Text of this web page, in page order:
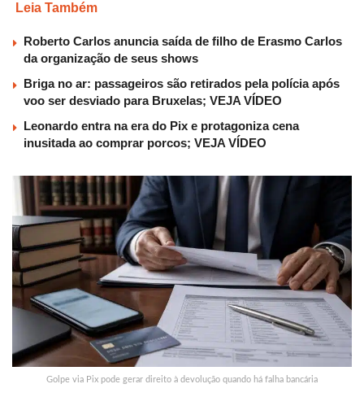
Leia Também
Roberto Carlos anuncia saída de filho de Erasmo Carlos
da organização de seus shows
Briga no ar: passageiros são retirados pela polícia após
voo ser desviado para Bruxelas; VEJA VÍDEO
Leonardo entra na era do Pix e protagoniza cena
inusitada ao comprar porcos; VEJA VÍDEO
Golpe via Pix pode gerar direito à devolução quando há falha bancária